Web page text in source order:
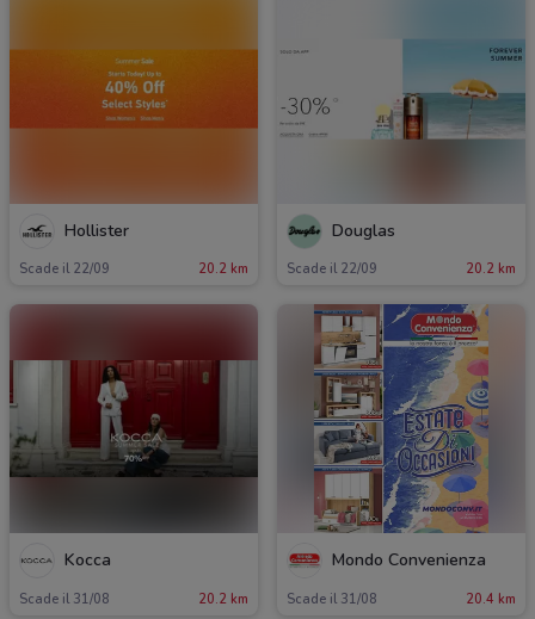
Hollister
Scade il 22/09 20.2 km
Douglas
Scade il 22/09 20.2 km
Kocca
Scade il 31/08 20.2 km
Mondo Convenienza
Scade il 31/08 20.4 km